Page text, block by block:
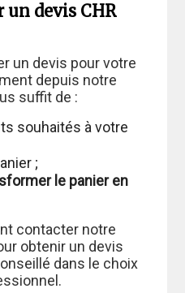
devis CHR
un devis pour votre
depuis notre
suffit de :
souhaités à votre
;
le panier en
contacter notre
obtenir un devis
dans le choix